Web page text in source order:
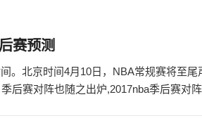
赛预测
。北京时间4月10日，NBA常规赛将至
后赛对阵也随之出炉,2017nba季后赛对